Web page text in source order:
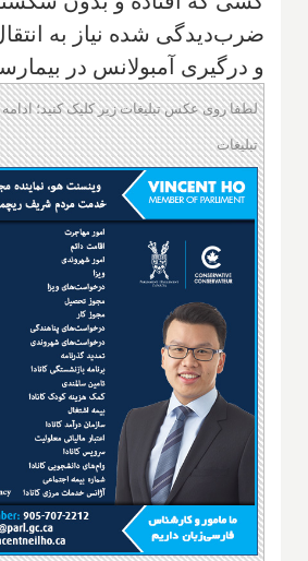
ضرب‌دیدگی شده نیاز به
و درگیری آمبولانس در
لطفا روی عکس تبلیغات زیر کلیک کنید؛
تبلیغات